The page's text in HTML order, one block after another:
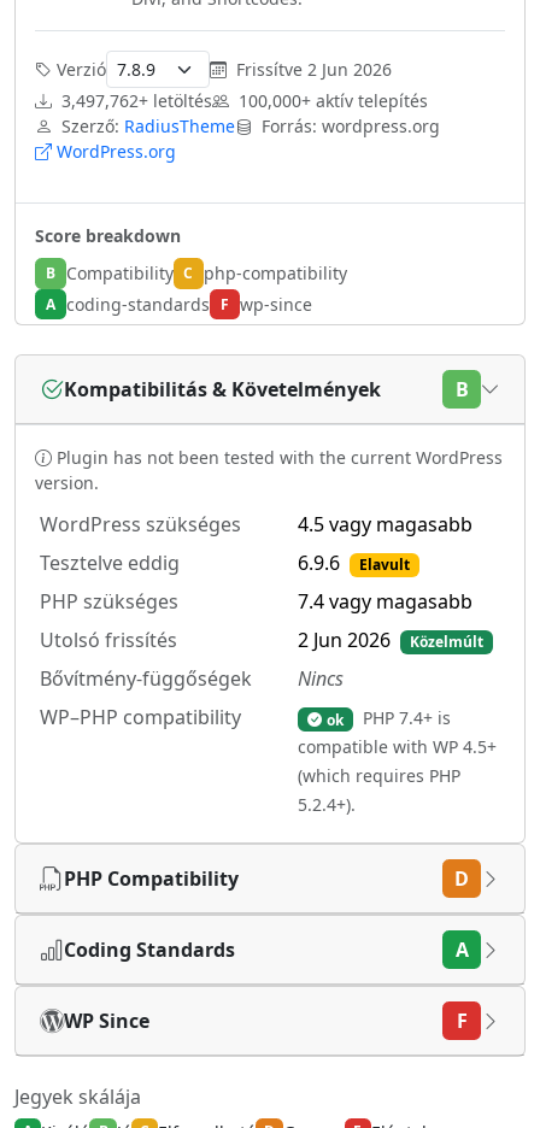
Verzió Frissítve 2 Jun 2026
3,497,762+ letöltés
100,000+ aktív telepítés
Szerző: RadiusTheme
Forrás: wordpress.org
WordPress.org
Score breakdown
B Compatibility C php-compatibility
A coding-standards F wp-since
Kompatibilitás & Követelmények B
Plugin has not been tested with the current WordPress
version.
WordPress szükséges
4.5 vagy magasabb
Tesztelve eddig
6.9.6 Elavult
PHP szükséges
7.4 vagy magasabb
Utolsó frissítés
2 Jun 2026 Közelmúlt
Bővítmény-függőségek
Nincs
WP–PHP compatibility
ok
PHP 7.4+ is
compatible with WP 4.5+
(which requires PHP
5.2.4+).
PHP Compatibility D
Coding Standards A
WP Since F
Jegyek skálája